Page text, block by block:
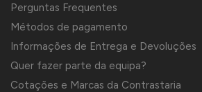
Perguntas Frequentes
Métodos de pagamento
Informações de Entrega e Devoluções
Quer fazer parte da equipa?
Cotações e Marcas da Contrastaria